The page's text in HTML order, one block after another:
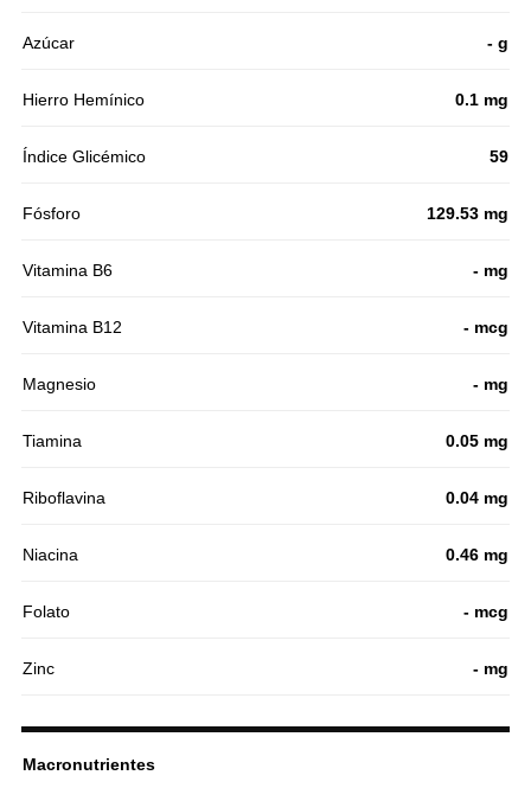
Azúcar - g
Hierro Hemínico 0.1 mg
Índice Glicémico 59
Fósforo 129.53 mg
Vitamina B6 - mg
Vitamina B12 - mcg
Magnesio - mg
Tiamina 0.05 mg
Riboflavina 0.04 mg
Niacina 0.46 mg
Folato - mcg
Zinc - mg
Macronutrientes